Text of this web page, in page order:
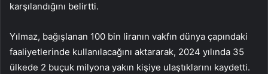
karşılandığını belirtti.
Yılmaz, bağışlanan 100 bin liranın vakfın dünya çapındaki
faaliyetlerinde kullanılacağını aktararak, 2024 yılında 35
ülkede 2 buçuk milyona yakın kişiye ulaştıklarını kaydetti.